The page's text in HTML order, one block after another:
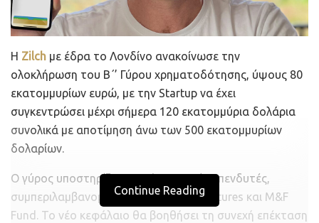
Η Zilch με έδρα το Λονδίνο ανακοίνωσε την
ολοκλήρωση του Β΄’ Γύρου χρηματοδότησης, ύψους 80
εκατομμυρίων ευρώ, με την Startup να έχει
συγκεντρώσει μέχρι σήμερα 120 εκατομμύρια δολάρια
συνολικά με αποτίμηση άνω των 500 εκατομμυρίων
δολαρίων.
Ο γύρος υποστηρίζεται από αρκετούς επενδυτές,
συμπεριλαμβανομένων των Gausee Ventures και M&F
Fund. Το νέο κεφάλαιο θα βοηθήσει τη συνεχή επέκταση
Continue Reading